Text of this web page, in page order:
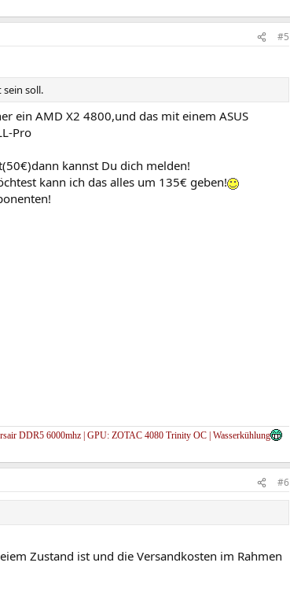
#5
soll.
ein AMD X2 4800,und das mit einem ASUS
Pro
kannst Du dich melden!
kann ich das alles um 135€ geben!
DDR5 6000mhz | GPU: ZOTAC 4080 Trinity OC | Wasserkühlung
#6
Zustand ist und die Versandkosten im Rahmen